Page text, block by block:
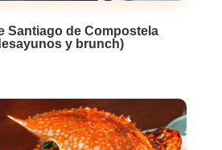
Santiago de Compostela
y brunch)